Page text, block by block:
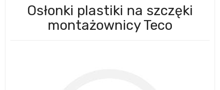
Osłonki plastiki na szczęki
montażownicy Teco